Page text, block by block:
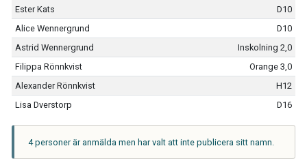
Ester Kats
D10
Alice Wennergrund
D10
Astrid Wennergrund
Inskolning 2,0
Filippa Rönnkvist
Orange 3,0
Alexander Rönnkvist
H12
Lisa Dverstorp
D16
4 personer är anmälda men har valt att inte publicera sitt namn.